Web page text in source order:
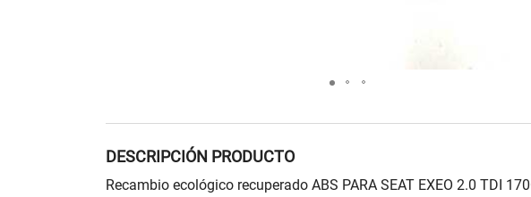
DESCRIPCIÓN PRODUCTO
Recambio ecológico recuperado ABS PARA SEAT EXEO 2.0 TDI